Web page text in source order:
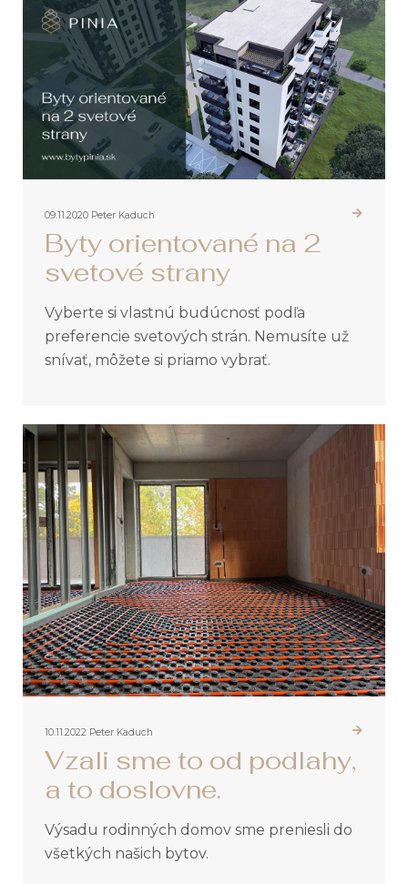
09.11.2020 Peter Kaduch
Byty orientované na 2
svetové strany
Vyberte si vlastnú budúcnosť podľa
preferencie svetových strán. Nemusíte už
snívať, môžete si priamo vybrať.
10.11.2022 Peter Kaduch
Vzali sme to od podlahy,
a to doslovne.
Výsadu rodinných domov sme preniesli do
všetkých našich bytov.